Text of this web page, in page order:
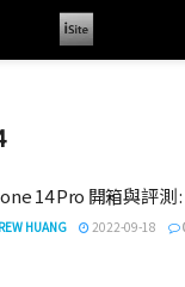
14 Pro 開箱與評測
HUANG 2022-09-18